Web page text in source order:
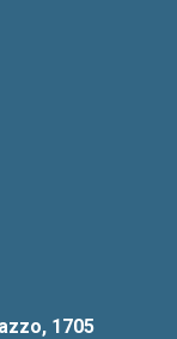
1705